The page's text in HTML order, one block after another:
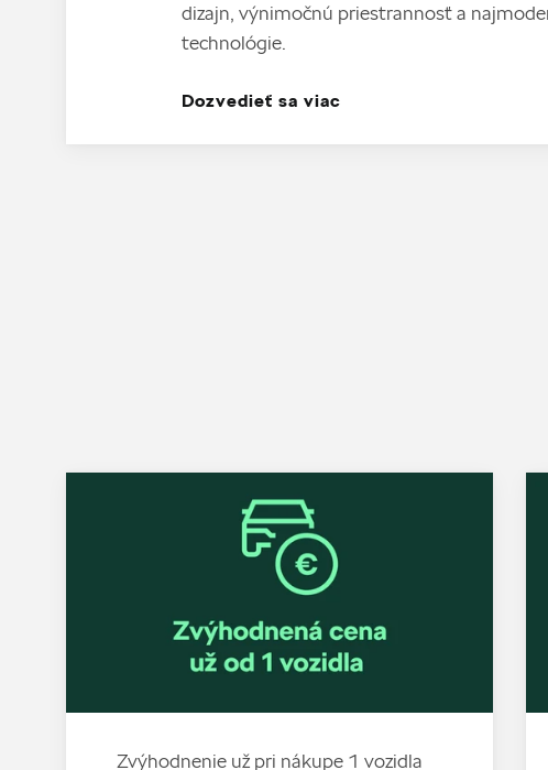
dizajn, výnimočnú priestrannosť a
technológie.‎
Dozvedieť sa viac
Zvýhodnenie už pri nákupe 1 vozidla